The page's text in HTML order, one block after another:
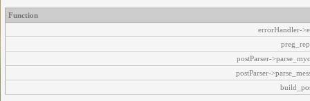
Function
errorHandler-
postParser-
postParser-